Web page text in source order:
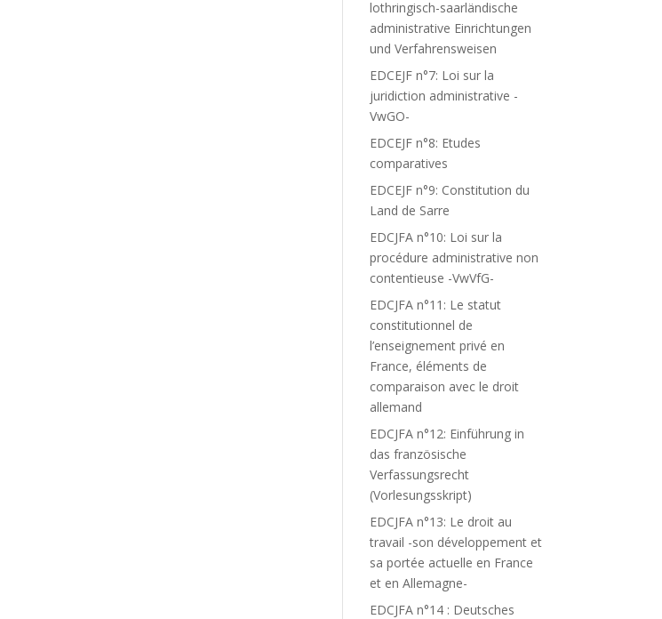
lothringisch-saarländische
administrative Einrichtungen
und Verfahrensweisen
EDCEJF n°7: Loi sur la
juridiction administrative -
VwGO-
EDCEJF n°8: Etudes
comparatives
EDCEJF n°9: Constitution du
Land de Sarre
EDCJFA n°10: Loi sur la
procédure administrative non
contentieuse -VwVfG-
EDCJFA n°11: Le statut
constitutionnel de
l’enseignement privé en
France, éléments de
comparaison avec le droit
allemand
EDCJFA n°12: Einführung in
das französische
Verfassungsrecht
(Vorlesungsskript)
EDCJFA n°13: Le droit au
travail -son développement et
sa portée actuelle en France
et en Allemagne-
EDCJFA n°14 : Deutsches